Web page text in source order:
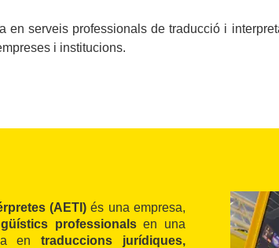
en serveis professionals de traducció i
i institucions.
(AETI) és una empresa,
professionalsen una
entraduccions jurídiques,